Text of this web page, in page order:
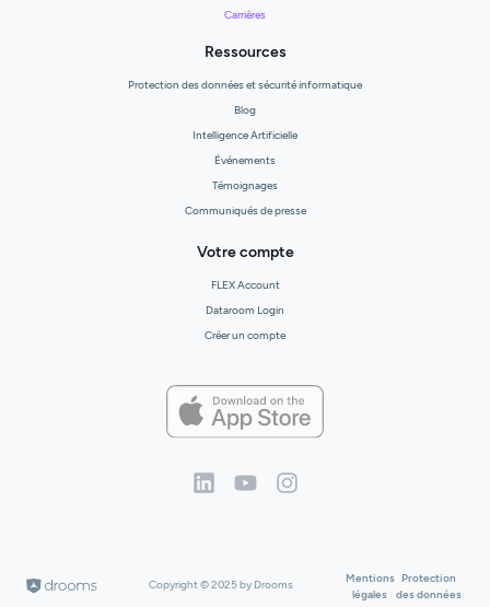
Carrières
Ressources
Protection des données et sécurité informatique
Blog
Intelligence Artificielle
Événements
Témoignages
Communiqués de presse
Votre compte
FLEX Account
Dataroom Login
Créer un compte
Copyright © 2025 by Drooms
Mentions
légales
Protection
des données